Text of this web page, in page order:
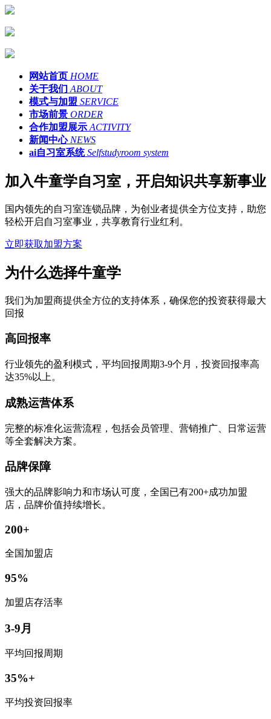
网站首页 HOME
关于我们 ABOUT
模式与加盟 SERVICE
市场前景 ORDER
合作加盟展示 ACTIVITY
新闻中心 NEWS
ai自习室系统 Selfstudyroom system
加入牛童学自习室，开启知识共享新事业
国内领先的自习室连锁品牌，为创业者提供全方位支持，助您
轻松开启自习室事业，共享教育行业红利。
立即获取加盟方案
为什么选择牛童学
我们为加盟商提供全方位的支持体系，确保您的投资获得最大
回报
高回报率
行业领先的盈利模式，平均回报周期3-9个月，投资回报率高
达35%以上。
成熟运营体系
完整的标准化运营流程，包括会员管理、营销推广、日常运营
等全套解决方案。
品牌保障
强大的品牌影响力和市场认可度，全国已有200+成功加盟
店，品牌价值持续增长。
200+
全国加盟店
95%
加盟店存活率
3-9月
平均回报周期
35%+
平均投资回报率